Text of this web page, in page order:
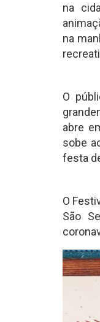
na
na
O
abre
sobe
festa
O
São